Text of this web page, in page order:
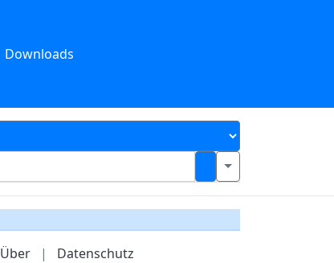
Downloads
Über | Datenschutz